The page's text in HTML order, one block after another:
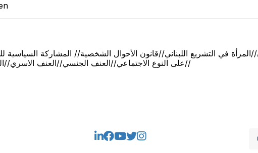
المرأة في التشريع اللبناني//قانون الأحوال الشخصية// المشاركة السياسية
على النوع الاجتماعي//العنف الجنسي//العنف الاسري//العنف النفسي//التحرش الجنسي//قانون الجنسية//​​​​​